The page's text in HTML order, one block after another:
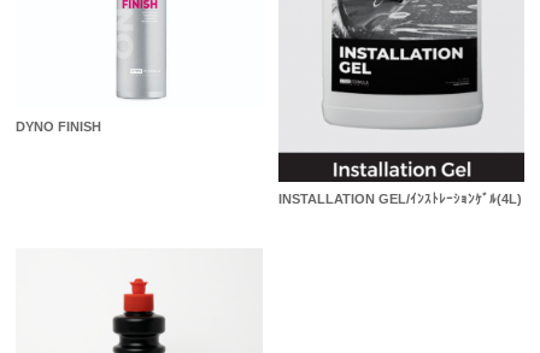
DYNO FINISH
INSTALLATION GEL/ｲﾝｽﾄﾚｰｼｮﾝｹﾞﾙ(4L)